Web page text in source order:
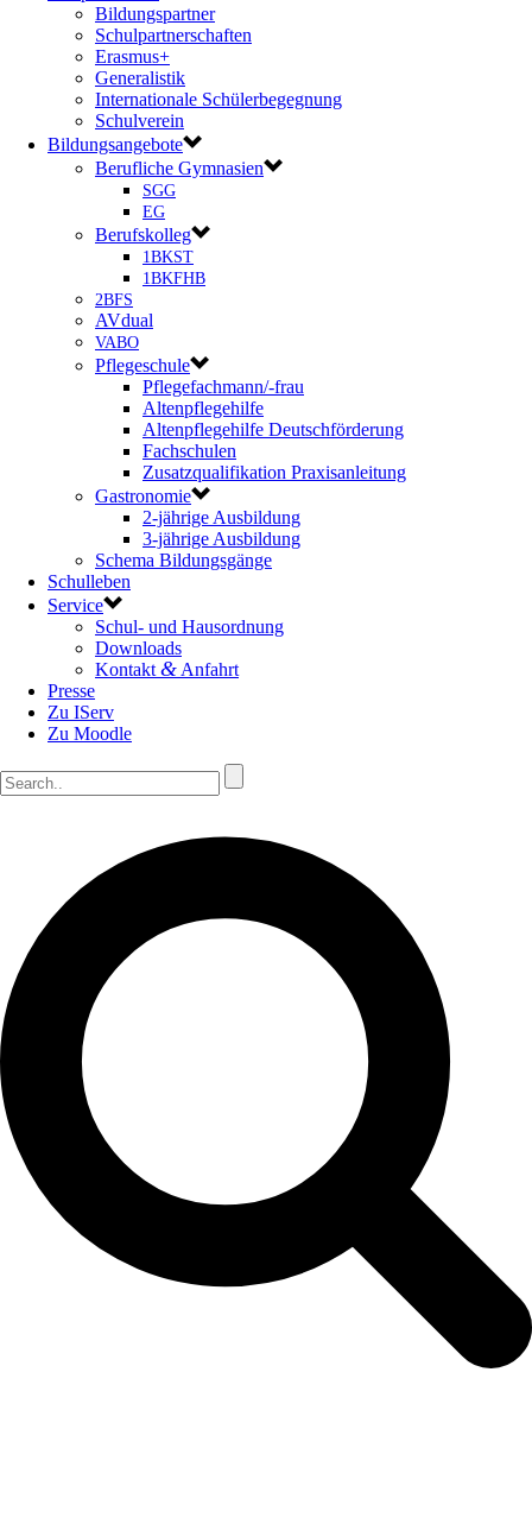
Bildungspartner
Schulpartnerschaften
Erasmus+
Generalistik
Internationale Schülerbegegnung
Schulverein
Bildungsangebote
Berufliche Gymnasien
SGG
EG
Berufskolleg
1BKST
1BKFHB
2BFS
AVdual
VABO
Pflegeschule
Pflegefachmann/-frau
Altenpflegehilfe
Altenpflegehilfe Deutschförderung
Fachschulen
Zusatzqualifikation Praxisanleitung
Gastronomie
2-jährige Ausbildung
3-jährige Ausbildung
Schema Bildungsgänge
Schulleben
Service
Schul- und Hausordnung
Downloads
Kontakt & Anfahrt
Presse
Zu IServ
Zu Moodle